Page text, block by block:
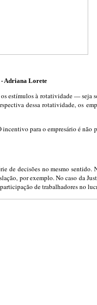
- Adriana Lorete
estímulos à rotatividade — seja
dessa rotatividade, os
para o empresário é não
de decisões no mesmo sentido.
por exemplo. No caso da
de trabalhadores no